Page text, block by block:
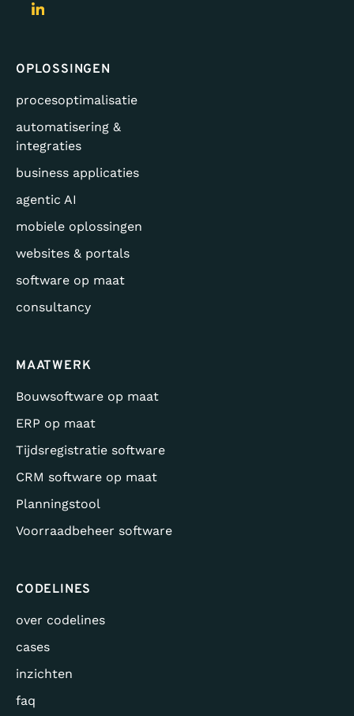
OPLOSSINGEN
procesoptimalisatie
automatisering &
integraties
business applicaties
agentic AI
mobiele oplossingen
websites & portals
software op maat
consultancy
MAATWERK
Bouwsoftware op maat
ERP op maat
Tijdsregistratie software
CRM software op maat
Planningstool
Voorraadbeheer software
CODELINES
over codelines
cases
inzichten
faq